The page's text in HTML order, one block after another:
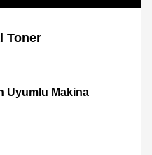
Toner
Uyumlu Makina